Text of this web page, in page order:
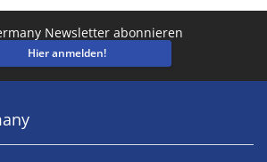
Newsletter abonnieren
Hier anmelden!